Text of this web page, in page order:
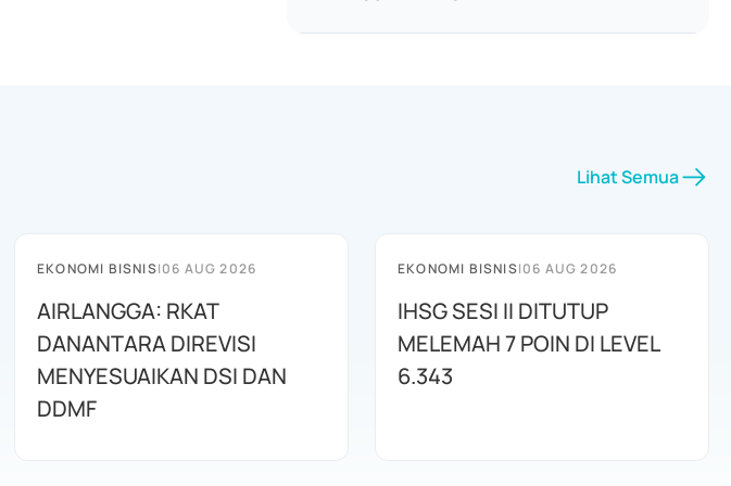
Lihat Semua
EKONOMI BISNIS|06 AUG 2026
AIRLANGGA: RKAT
DANANTARA DIREVISI
MENYESUAIKAN DSI DAN
DDMF
EKONOMI BISNIS|06 AUG 2026
IHSG SESI II DITUTUP
MELEMAH 7 POIN DI LEVEL
6.343